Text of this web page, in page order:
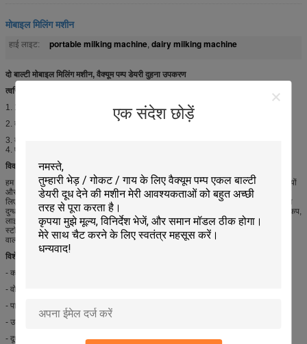
एक संदेश छोड़ें
मोबाइल मिलिंग मशीन
हाई लाइट: portable milking machine, dairy milking machine
दो बाल्टी मोबाइल मिलिंग मशीन, वैक्यूम पम्प डेयरी दुहना उपकरण
त्वरित विस्तार:
1. 15-30 गायों से कम मात्रा के लिए मोबाइल वैक्यूम पम्प दुग्ध मशीन ..
2. दो इकाइयां: वैक्यूम इकाई और दुग्ध इकाई
3. दूध देने वाली मशीन गायों, बकरियों और भेड़ के लिए उपयुक्त है।
4. एकल बाल्टी भी उपलब्ध है।
विवरण:
हम मोबाइल दुग्ध मशीन की एक बहुत विस्तृत श्रृंखला की पेशकश करते हैं, सभी प्रकार के गायों, बकरियों
और भेड़, जैसे वैक्यूम पंप प्रकार, पिस्टन पंप प्रकार, सूखी वैक्यूम पंप प्रकार, गैसोलीन प्रकार आदि के
लिए उपयुक्त हैं। वैक्यूम पंप प्रकार मोबाइल दुहना मशीन सबसे अधिक है लोकप्रिय एक है, जिसमें उच्च
दुग्ध क्षमता है, और जानवर के लिए बेहतर है। मोबाइल दुहना मशीन पल्सेटर, क्लस्टर, दुग्ध बाल्टी, टीट कप,
लाइनर, दूध ट्यूब (लंबी या छोटी), एयर टयूबिंग (वैक्यूम नली / पाइप), वैक्यूम पंप (ब्लेड प्रकार), ऑटो-
स्टॉप वैक्यूम वाल्व, मफलर द्वारा गठित की जाती है। / रवशामक, तेल पॉट, वैक्यूम मैनस्टेट, वैक्यूम बॉल
वाल्व, वैक्यूम वॉच आदि।
विशेष विवरण:
- कार्यकाल शून्य डिग्री: 50kpa
- वोल्ट: 220 वी / 50 हर्ट्ज
- पावर: 750 वी - 1100 वा
- उत्पादकता: 20 - 24 गायों / घंटे
- दूध का समय: 5-6 मिनट / गाय